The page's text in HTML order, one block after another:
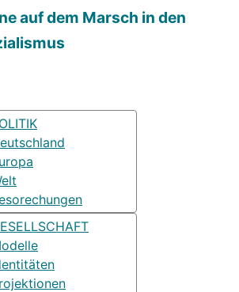
auf dem Marsch in den